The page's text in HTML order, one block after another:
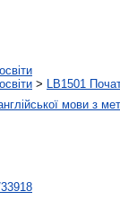
> LB1501
мови з